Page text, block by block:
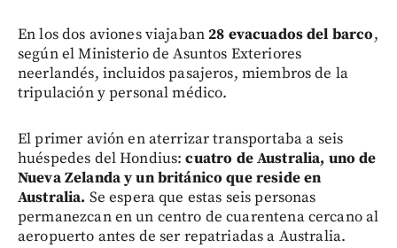
En los dos aviones viajaban28 evacuados del barco,
según el Ministerio de Asuntos Exteriores
neerlandés, incluidos pasajeros, miembros de la
tripulación y personal médico.
El primer avión en aterrizar transportaba a seis
huéspedes del Hondius:cuatro de Australia, uno de
Nueva Zelanda y un británico que reside en
Australia. Se espera que estas seis personas
permanezcan en un centro de cuarentena cercano al
aeropuerto antes de ser repatriadas a Australia.